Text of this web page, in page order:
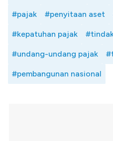
#pajak #penyitaan aset
#kepatuhan pajak
#undang-undang pajak
#pembangunan nasional